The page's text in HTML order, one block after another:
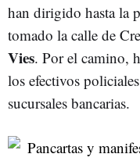
han dirigido hasta la
tomado la calle de
Vies. Por el camino,
los efectivos
sucursales bancarias.